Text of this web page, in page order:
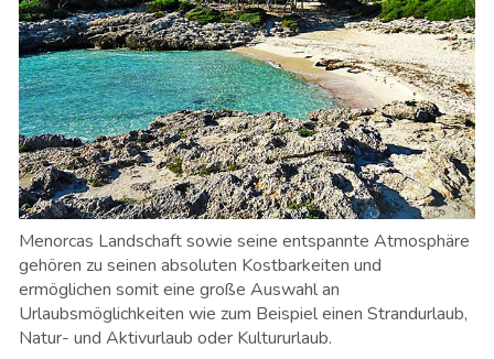
Menorcas Landschaft sowie seine entspannte Atmosphäre
gehören zu seinen absoluten Kostbarkeiten und
ermöglichen somit eine große Auswahl an
Urlaubsmöglichkeiten wie zum Beispiel einen Strandurlaub,
Natur- und Aktivurlaub oder Kultururlaub.